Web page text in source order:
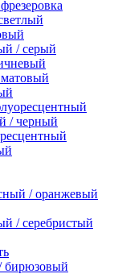
/ серый
/ черный
/ оранжевый
/ серебристый
бирюзовый